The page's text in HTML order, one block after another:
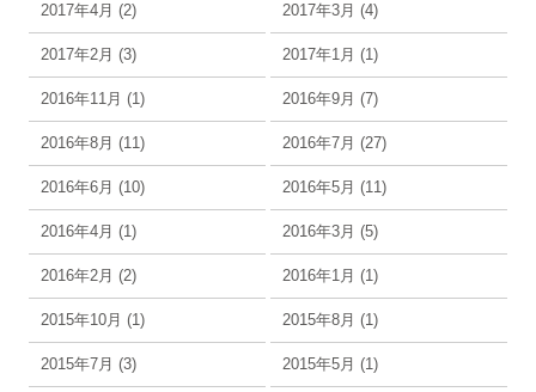
2017年4月 (2) 2017年3月 (4)
2017年2月 (3) 2017年1月 (1)
2016年11月 (1) 2016年9月 (7)
2016年8月 (11) 2016年7月 (27)
2016年6月 (10) 2016年5月 (11)
2016年4月 (1) 2016年3月 (5)
2016年2月 (2) 2016年1月 (1)
2015年10月 (1) 2015年8月 (1)
2015年7月 (3) 2015年5月 (1)